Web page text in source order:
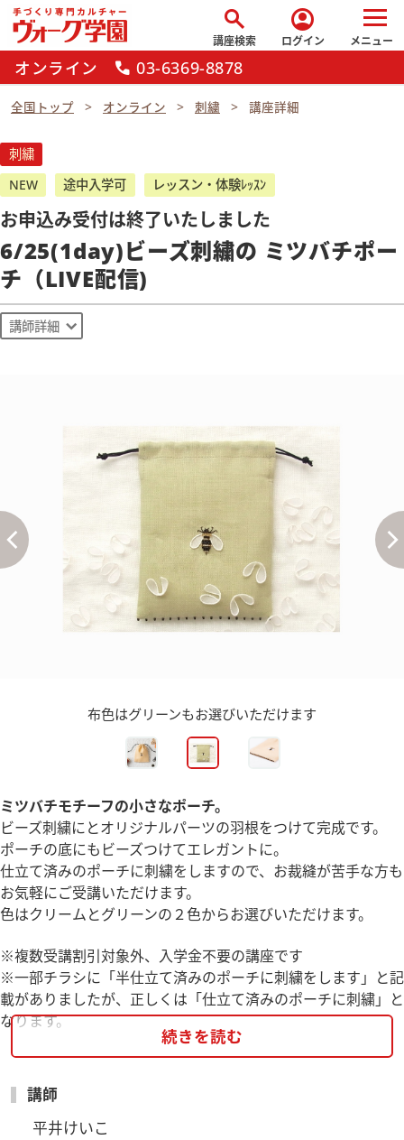
search
講座検索
account_circle
ログイン メニュー
オンライン call 03-6369-8878
全国トップ オンライン 刺繍 講座詳細
刺繍
NEW
途中入学可 レッスン・体験ﾚｯｽﾝ
お申込み受付は終了いたしました
6/25(1day)ビーズ刺繍の ミツバチポー
チ（LIVE配信)
講師詳細
布色はグリーンもお選びいただけます
ミツバチモチーフの小さなポーチ。
ビーズ刺繍にとオリジナルパーツの羽根をつけて完成です。
ポーチの底にもビーズつけてエレガントに。
仕立て済みのポーチに刺繍をしますので、お裁縫が苦手な方も
お気軽にご受講いただけます。
色はクリームとグリーンの２色からお選びいただけます。
※複数受講割引対象外、入学金不要の講座です
※一部チラシに「半仕立て済みのポーチに刺繍をします」と記
載がありましたが、正しくは「仕立て済みのポーチに刺繍」と
なります。
＊＊＊＊＊＊＊＊＊＊＊＊＊
【参加費について】
・受講料と別途教材費(送料含）と運営維持費275円税込が必要
となります。
続きを読む
講師
平井けいこ